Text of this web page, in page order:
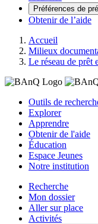
Préférences de
Obtenir de l’aide
Accueil
Milieux
Le réseau de prêt
Outils de
Explorer
Apprendre
Obtenir de l'aide
Éducation
Espace Jeunes
Notre institution
Recherche
Mon dossier
Aller sur place
Activités